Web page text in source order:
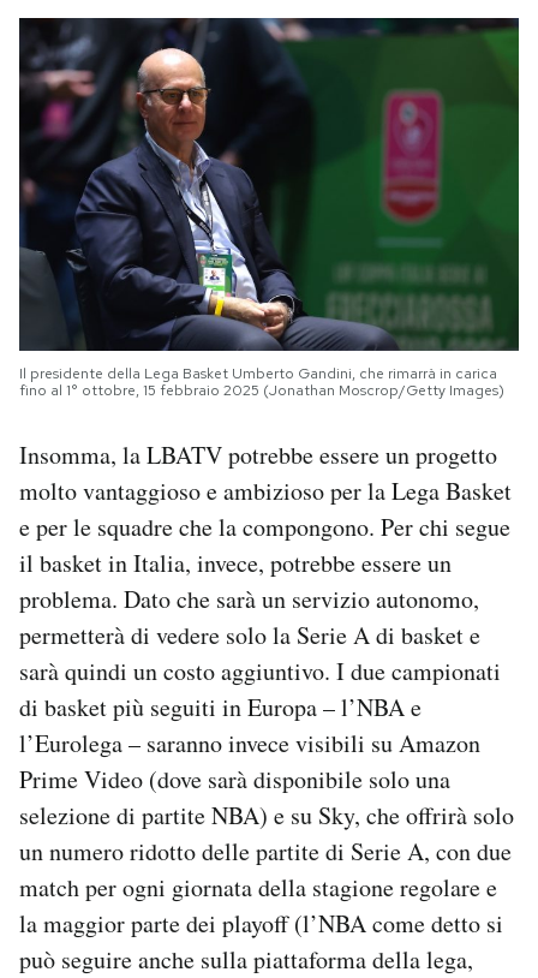
Il presidente della Lega Basket Umberto Gandini, che rimarrà in carica
fino al 1° ottobre, 15 febbraio 2025 (Jonathan Moscrop/Getty Images)
Insomma, la LBATV potrebbe essere un progetto
molto vantaggioso e ambizioso per la Lega Basket
e per le squadre che la compongono. Per chi segue
il basket in Italia, invece, potrebbe essere un
problema. Dato che sarà un servizio autonomo,
permetterà di vedere solo la Serie A di basket e
sarà quindi un costo aggiuntivo. I due campionati
di basket più seguiti in Europa – l’NBA e
l’Eurolega – saranno invece visibili su Amazon
Prime Video (dove sarà disponibile solo una
selezione di partite NBA) e su Sky, che offrirà solo
un numero ridotto delle partite di Serie A, con due
match per ogni giornata della stagione regolare e
la maggior parte dei playoff (l’NBA come detto si
può seguire anche sulla piattaforma della lega,